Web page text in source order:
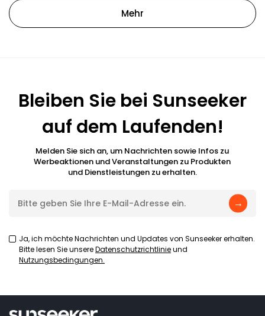
Mehr
Bleiben Sie bei Sunseeker
auf dem Laufenden!
Melden Sie sich an, um Nachrichten sowie Infos zu
Werbeaktionen und Veranstaltungen zu Produkten
und Dienstleistungen zu erhalten.
→
Ja, ich möchte Nachrichten und Updates von Sunseeker erhalten.
Bitte lesen Sie unsereDatenschutzrichtlinieund
Nutzungsbedingungen.